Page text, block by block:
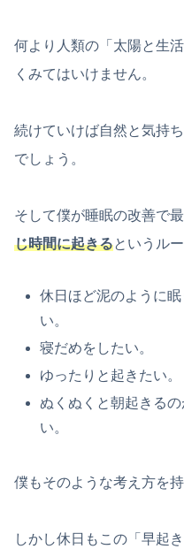
何より人類の「太陽と生
くみてはいけません。
続けていけば自然と気持
でしょう。
そして僕が睡眠の改善で
じ時間に起きるというル
休日ほど泥のように
い。
寝だめをしたい。
ゆったりと起きたい。
ぬくぬくと朝起きる
い。
僕もそのような考え方を
しかし休日もこの「早起